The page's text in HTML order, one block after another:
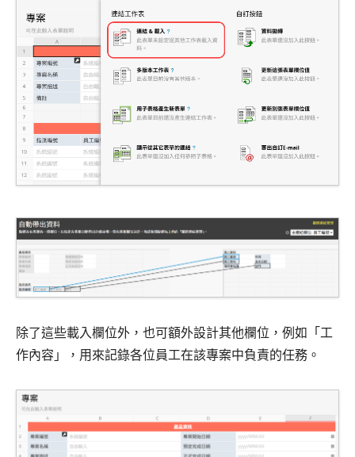
除了這些載入欄位外，也可額外設計其他欄位，例如「工
作內容」，用來記錄各位員工在該專案中負責的任務。